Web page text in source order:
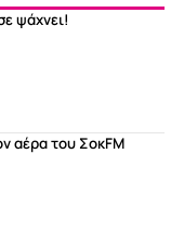
ψάχνει!
αέρα του ΣοκFM